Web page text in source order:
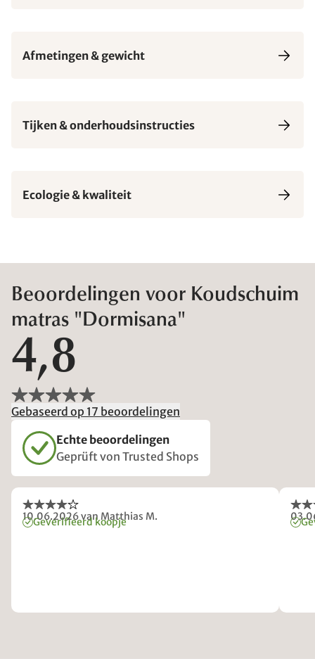
Afmetingen & gewicht
Tijken & onderhoudsinstructies
Ecologie & kwaliteit
Beoordelingen voor Koudschuim
matras "Dormisana"
4,8
Gebaseerd op 17 beoordelingen
Echte beoordelingen
Geprüft von Trusted Shops
10.06.2026van Matthias M.
Geverifieerd koopje